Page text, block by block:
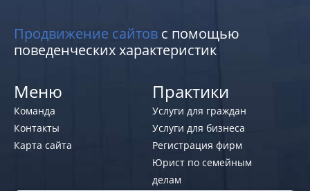
Продвижение сайтов с помощью
поведенческих характеристик
Меню
Команда
Контакты
Карта сайта
Практики
Услуги для граждан
Услуги для бизнеса
Регистрация фирм
Юрист по семейным
делам